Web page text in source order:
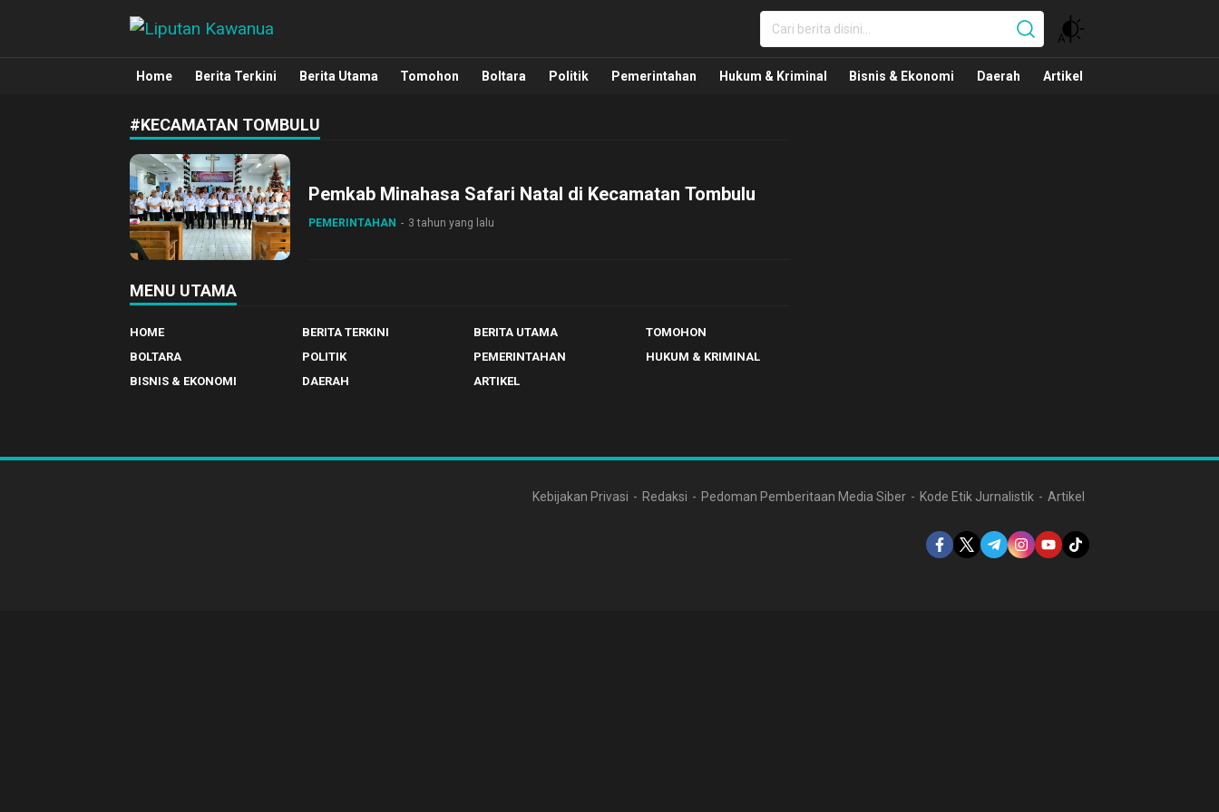
Liputan Kawanua
Berita Manado, Sulawesi Utara, Kawanua, Politik, Pemerintahan, Hukum Kriminal dan Nasional
Home Berita Terkini Berita Utama Tomohon Boltara Politik Pemerintahan Hukum & Kriminal Bisnis & Ekonomi Daerah Artikel
#KECAMATAN TOMBULU
Pemkab Minahasa Safari Natal di Kecamatan Tombulu
PEMERINTAHAN 3 tahun yang lalu
MENU UTAMA
HOME BERITA TERKINI BERITA UTAMA
TOMOHON
BOLTARA
POLITIK PEMERINTAHAN
HUKUM & KRIMINAL
BISNIS & EKONOMI
DAERAH ARTIKEL
Kebijakan Privasi Redaksi Pedoman Pemberitaan Media Siber Kode Etik Jurnalistik Artikel